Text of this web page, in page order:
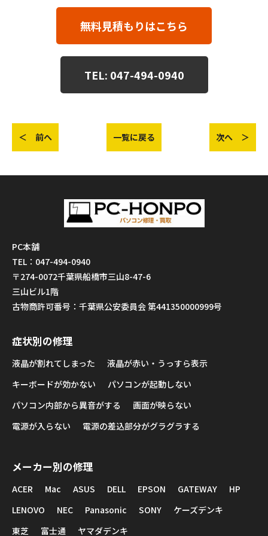
無料見積もりはこちら
TEL: 047-494-0940
＜ 前へ 一覧に戻る 次へ ＞
PC本舗
TEL：047-494-0940
〒274-0072千葉県船橋市三山8-47-6
三山ビル1階
古物商許可番号：千葉県公安委員会 第441350000999号
症状別の修理
液晶が割れてしまった
液晶が赤い・うっすら表示
キーボードが効かない
パソコンが起動しない
パソコン内部から異音がする
画面が映らない
電源が入らない
電源の差込部分がグラグラする
メーカー別の修理
ACER Mac ASUS DELL EPSON GATEWAY
HP
LENOVO
NEC Panasonic SONY
ケーズデンキ
東芝
富士通 ヤマダデンキ